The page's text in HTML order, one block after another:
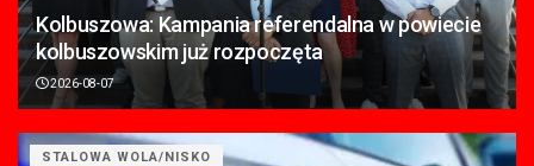
Kolbuszowa: Kampania referendalna w powiecie
kolbuszowskim już rozpoczęta
2026-08-07
STALOWA WOLA/NISKO